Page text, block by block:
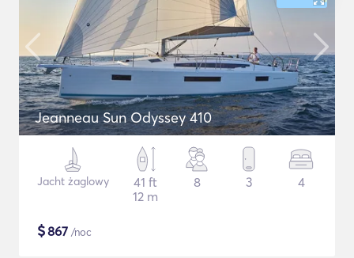
Jeanneau Sun Odyssey 410
Jacht żaglowy
41 ft
12 m
8 3 4
$867 /noc